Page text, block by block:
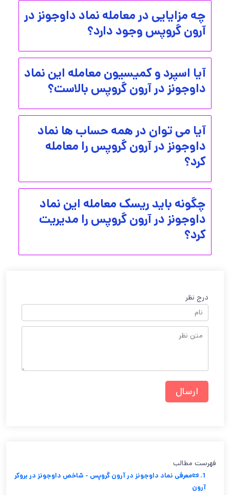
چه مزایایی در معامله نماد داوجونز در
آرون گروپس وجود دارد؟
آیا اسپرد و کمیسیون معامله این نماد
داوجونز در آرون گروپس بالاست؟
آیا می توان در همه حساب ها نماد
داوجونز در آرون گروپس را معامله
کرد؟
چگونه باید ریسک معامله این نماد
داوجونز در آرون گروپس را مدیریت
کرد؟
درج نظر
فهرست مطالب
1. 📜معرفی نماد داوجونز در آرون گروپس - شاخص داوجونز در بروکر
آرون